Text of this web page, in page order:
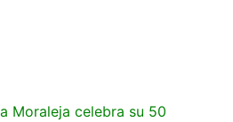
Moraleja celebra su 50